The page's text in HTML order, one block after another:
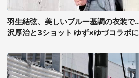
羽生結弦、美しいブルー基調の衣装で
沢厚治と3ショット ゆず×ゆづコラボ